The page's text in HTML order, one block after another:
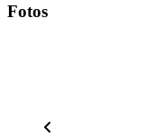
Fotos